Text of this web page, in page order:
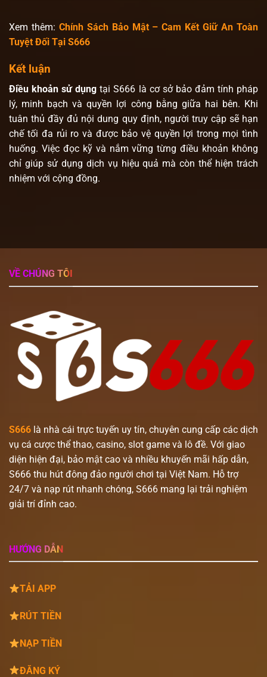
Xem thêm: Chính Sách Bảo Mật – Cam Kết Giữ An Toàn
Tuyệt Đối Tại S666
Kết luận
Điều khoản sử dụng tại S666 là cơ sở bảo đảm tính pháp
lý, minh bạch và quyền lợi công bằng giữa hai bên. Khi
tuân thủ đầy đủ nội dung quy định, người truy cập sẽ hạn
chế tối đa rủi ro và được bảo vệ quyền lợi trong mọi tình
huống. Việc đọc kỹ và nắm vững từng điều khoản không
chỉ giúp sử dụng dịch vụ hiệu quả mà còn thể hiện trách
nhiệm với cộng đồng.
VỀ CHÚNG TÔI
S666 là nhà cái trực tuyến uy tín, chuyên cung cấp các dịch
vụ cá cược thể thao, casino, slot game và lô đề. Với giao
diện hiện đại, bảo mật cao và nhiều khuyến mãi hấp dẫn,
S666 thu hút đông đảo người chơi tại Việt Nam. Hỗ trợ
24/7 và nạp rút nhanh chóng, S666 mang lại trải nghiệm
giải trí đỉnh cao.
HƯỚNG DẪN
TẢI APP
RÚT TIỀN
NẠP TIỀN
ĐĂNG KÝ